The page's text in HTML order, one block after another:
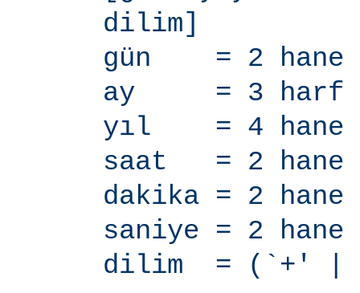
dilim]
gün = 2 hane
ay = 3 harf
yıl = 4 hane
saat = 2 hane
dakika = 2 hane
saniye = 2 hane
dilim = (`+' |